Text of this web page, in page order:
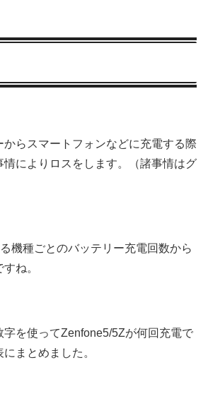
からスマートフォンなどに充電する際
情によりロスをします。（諸事情はグ
機種ごとのバッテリー充電回数から
ね。
字を使ってZenfone5/5Zが何回充電で
まとめました。